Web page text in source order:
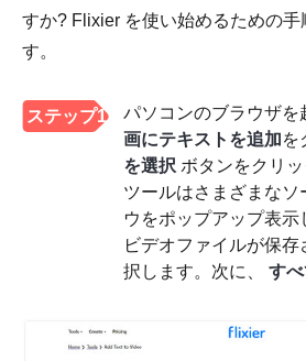
すか? Flixier を使い始めるための
す。
ステップ1 パソコンのブラウザを
画にテキストを追加を
を選択 ボタンをクリッ
ツールはさまざまなソ
ウをポップアップ表示
ビデオファイルが保
択します。次に、 す